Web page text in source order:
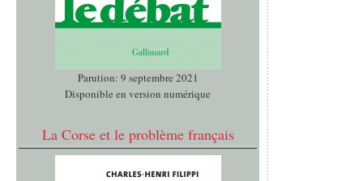
Parution: 9 septembre 2021
Disponible en version numérique
La Corse et le problème français